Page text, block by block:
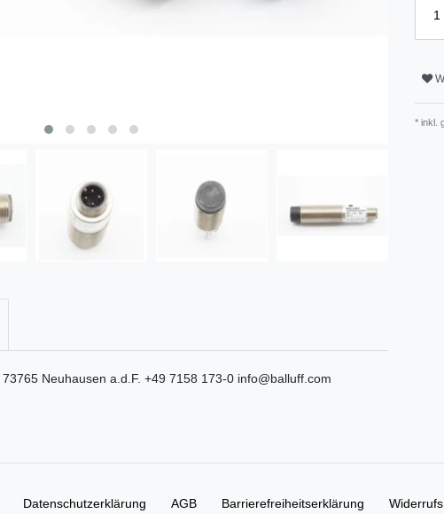
73765 Neuhausen a.d.F. +49 7158 173-0 info@balluff.com
* inkl.
Daten­schutz­erklärung AGB Barrierefreiheitserklärung